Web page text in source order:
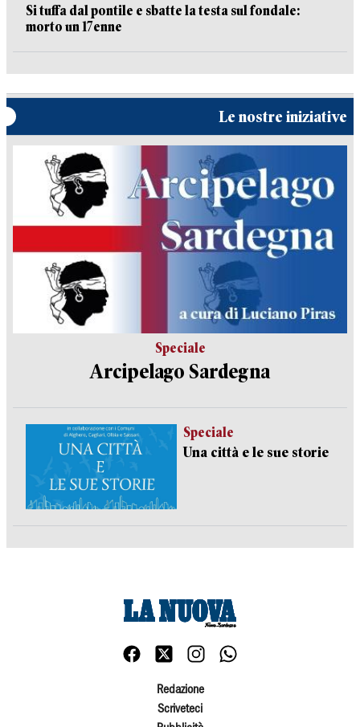
Si tuffa dal pontile e sbatte la testa sul fondale:
morto un 17enne
Le nostre iniziative
Speciale
Arcipelago Sardegna
Speciale
Una città e le sue storie
Redazione
Scriveteci